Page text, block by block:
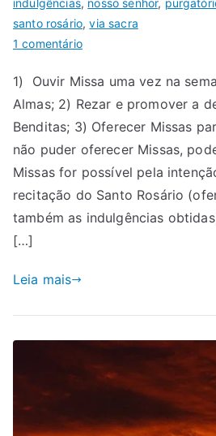
indulgências, nosso senhor,
santo rosário,via sacra
1 comentário
1) Ouvir Missa uma vez na
Almas; 2) Rezar e promover a
Benditas; 3) Oferecer Missas
não puder oferecer Missas,
Missas for possível pela
recitação do Santo Rosário
também as indulgências
[…]
Leia mais